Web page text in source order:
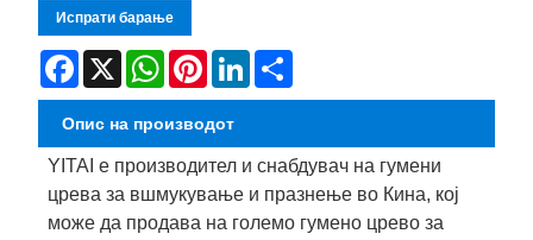
Испрати барање
Facebook
X WhatsAppPinterestLinkedIn
Опис на производот
YITAI е производител и снабдувач на гумени
црева за вшмукување и празнење во Кина, кој
може да продава на големо гумено црево за